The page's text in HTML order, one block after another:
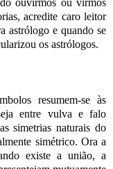
ouvirmos ou virmos
acredite caro leitor
astrólogo e quando se
os astrólogos.
resumem-se às
entre vulva e falo
simetrias naturais do
simétrico. Ora a
existe a união, a